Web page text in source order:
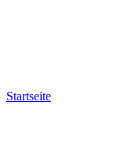
Startseite